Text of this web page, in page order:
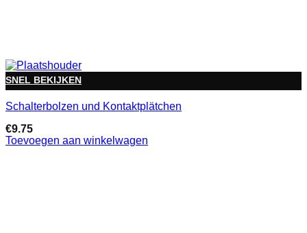
SNEL BEKIJKEN
Schalterbolzen und Kontaktplätchen
€9.75
Toevoegen aan winkelwagen